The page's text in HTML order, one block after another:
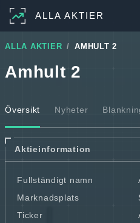
ALLA AKTIER
ALLA AKTIER AMHULT 2
Amhult 2
Översikt Nyheter
Aktieinformation
Fullständigt namn
Marknadsplats
Ticker